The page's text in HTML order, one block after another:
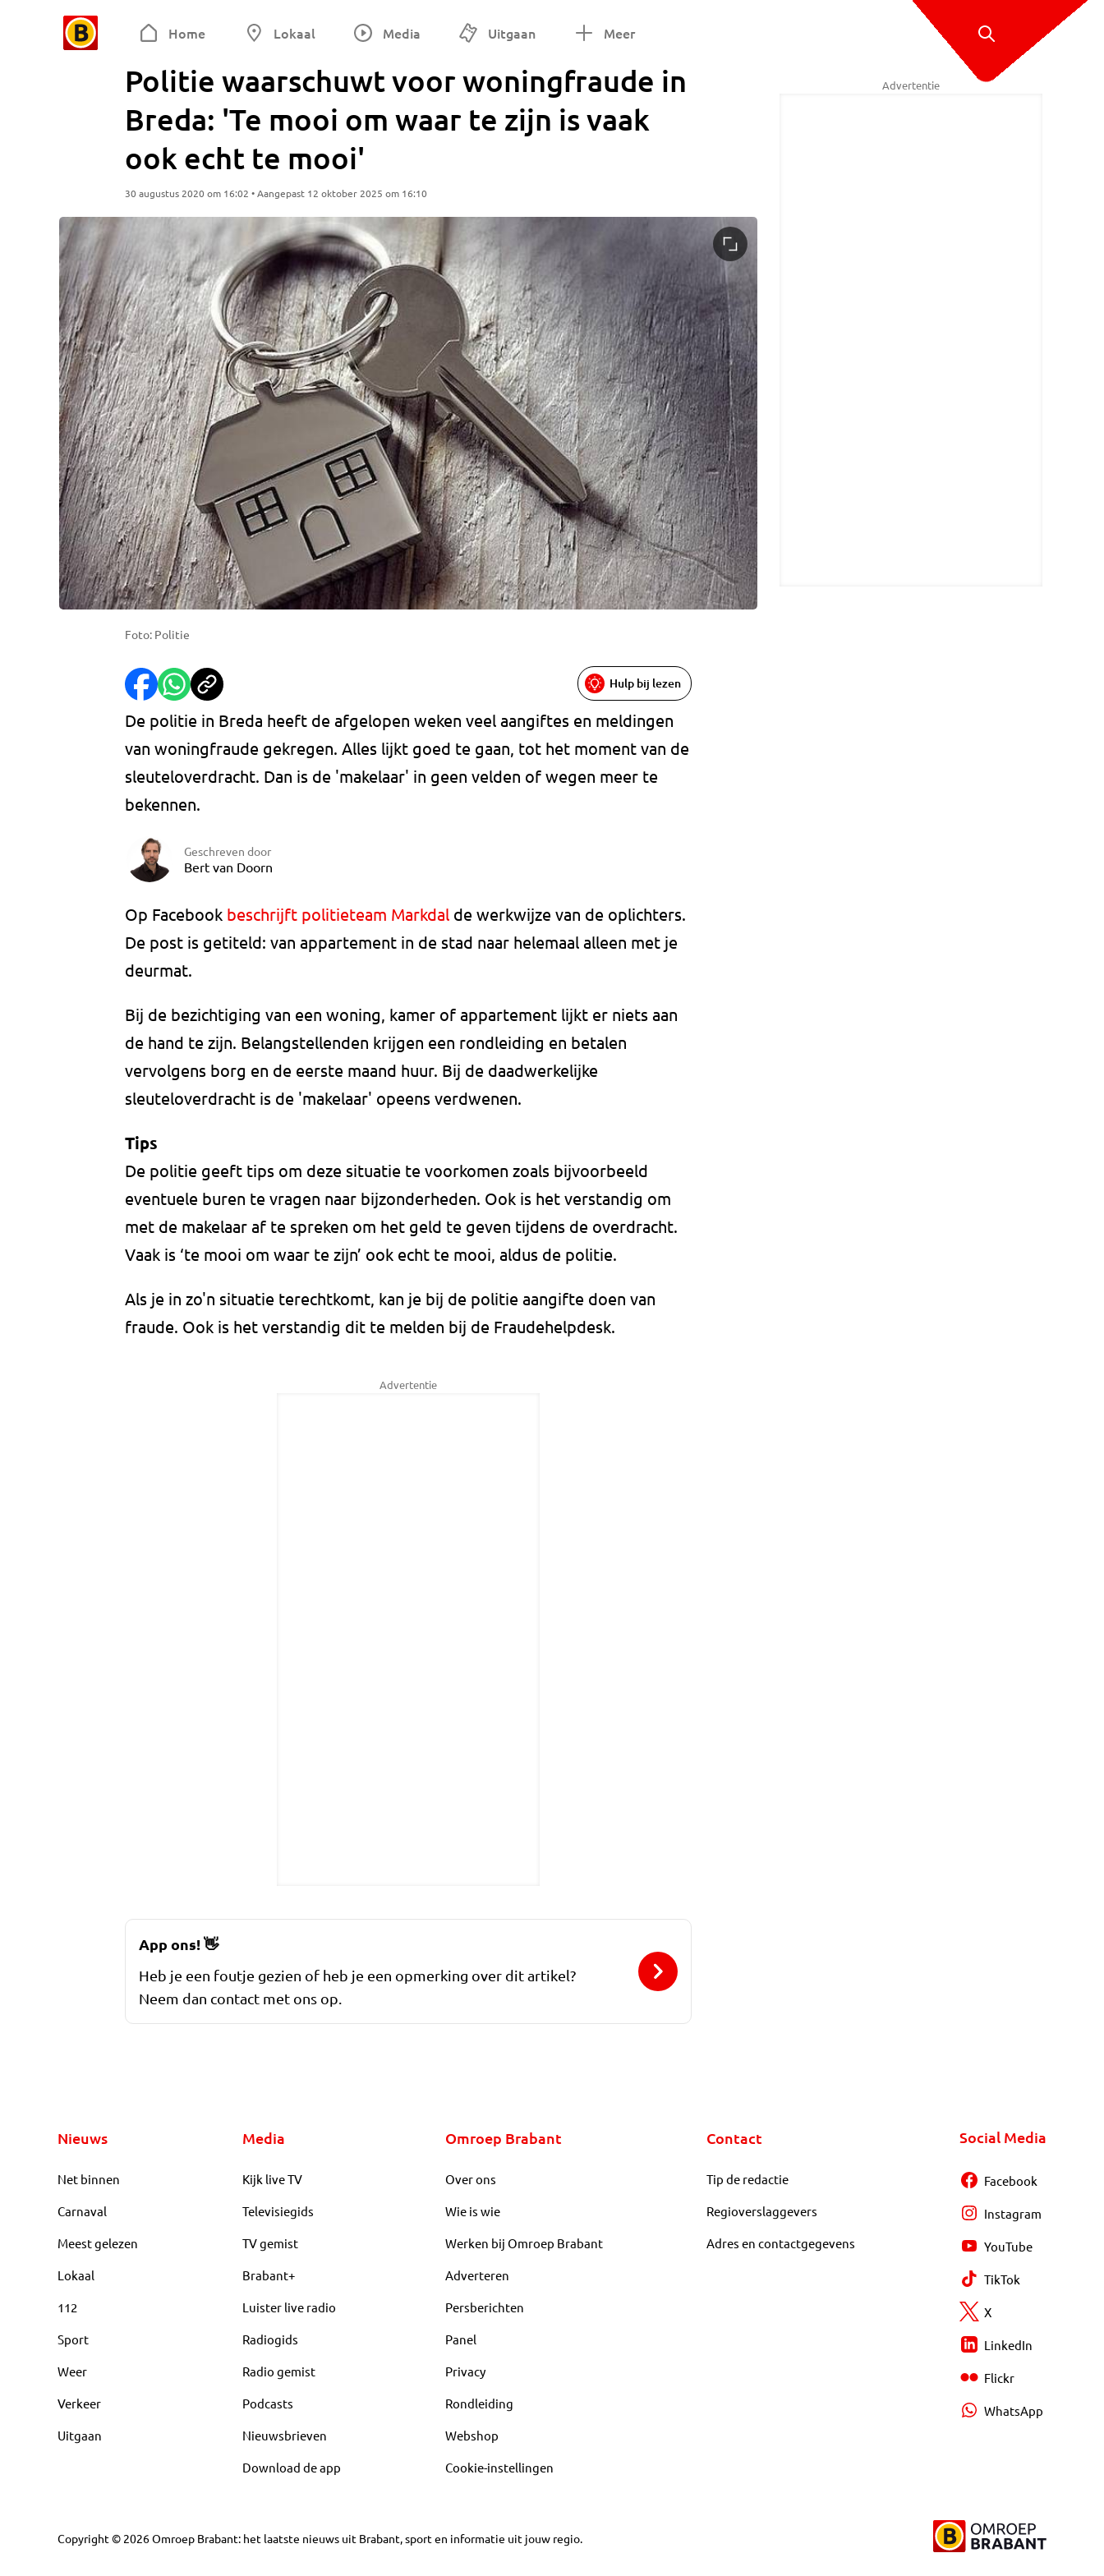
Home Lokaal Media Uitgaan Meer
Politie waarschuwt voor woningfraude in
Breda: 'Te mooi om waar te zijn is vaak
ook echt te mooi'
30 augustus 2020 om 16:02 • Aangepast 12 oktober 2025 om 16:10
Foto: Politie
Hulp bij lezen
De politie in Breda heeft de afgelopen weken veel aangiftes en meldingen
van woningfraude gekregen. Alles lijkt goed te gaan, tot het moment van de
sleuteloverdracht. Dan is de 'makelaar' in geen velden of wegen meer te
bekennen.
Geschreven door
Bert van Doorn
Op Facebook beschrijft politieteam Markdal de werkwijze van de oplichters.
De post is getiteld: van appartement in de stad naar helemaal alleen met je
deurmat.
Bij de bezichtiging van een woning, kamer of appartement lijkt er niets aan
de hand te zijn. Belangstellenden krijgen een rondleiding en betalen
vervolgens borg en de eerste maand huur. Bij de daadwerkelijke
sleuteloverdracht is de 'makelaar' opeens verdwenen.
Tips
De politie geeft tips om deze situatie te voorkomen zoals bijvoorbeeld
eventuele buren te vragen naar bijzonderheden. Ook is het verstandig om
met de makelaar af te spreken om het geld te geven tijdens de overdracht.
Vaak is ‘te mooi om waar te zijn’ ook echt te mooi, aldus de politie.
Als je in zo'n situatie terechtkomt, kan je bij de politie aangifte doen van
fraude. Ook is het verstandig dit te melden bij de Fraudehelpdesk.
Advertentie
Advertentie
App ons!👋
Heb je een foutje gezien of heb je een opmerking over dit artikel?
Neem dan contact met ons op.
Nieuws
Net binnen
Carnaval
Meest gelezen
Lokaal
112
Sport
Weer
Verkeer
Uitgaan
Media
Kijk live TV
Televisiegids
TV gemist
Brabant+
Luister live radio
Radiogids
Radio gemist
Podcasts
Nieuwsbrieven
Download de app
Omroep Brabant
Over ons
Wie is wie
Werken bij Omroep Brabant
Adverteren
Persberichten
Panel
Privacy
Rondleiding
Webshop
Cookie-instellingen
Contact
Tip de redactie
Regioverslaggevers
Adres en contactgegevens
Social Media
Facebook
Instagram
YouTube
TikTok
X
LinkedIn
Flickr
WhatsApp
Copyright © 2026Omroep Brabant: het laatste nieuws uit Brabant, sport en informatie uit jouw regio.